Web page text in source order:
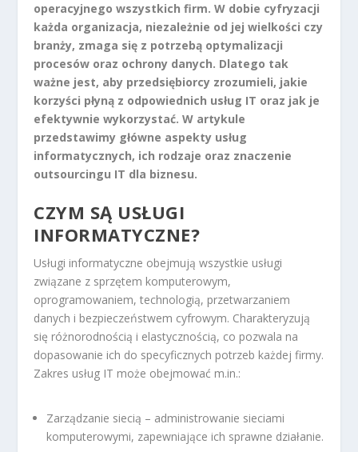
operacyjnego wszystkich firm. W dobie cyfryzacji
każda organizacja, niezależnie od jej wielkości czy
branży, zmaga się z potrzebą optymalizacji
procesów oraz ochrony danych. Dlatego tak
ważne jest, aby przedsiębiorcy zrozumieli, jakie
korzyści płyną z odpowiednich usług IT oraz jak je
efektywnie wykorzystać. W artykule
przedstawimy główne aspekty usług
informatycznych, ich rodzaje oraz znaczenie
outsourcingu IT dla biznesu.
CZYM SĄ USŁUGI
INFORMATYCZNE?
Usługi informatyczne obejmują wszystkie usługi
związane z sprzętem komputerowym,
oprogramowaniem, technologią, przetwarzaniem
danych i bezpieczeństwem cyfrowym. Charakteryzują
się różnorodnością i elastycznością, co pozwala na
dopasowanie ich do specyficznych potrzeb każdej firmy.
Zakres usług IT może obejmować m.in.:
Zarządzanie siecią – administrowanie sieciami
komputerowymi, zapewniające ich sprawne działanie.